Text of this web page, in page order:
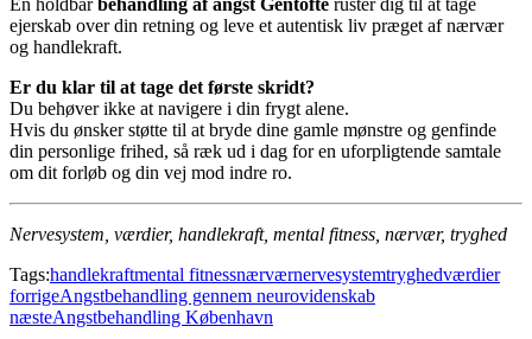
En holdbarbehandling af angst Gentofte ruster dig til at tage
ejerskab over din retning og leve et autentisk liv præget af nærvær
og handlekraft.
Er du klar til at tage det første skridt?
Du behøver ikke at navigere i din frygt alene.
Hvis du ønsker støtte til at bryde dine gamle mønstre og genfinde
din personlige frihed, så ræk ud i dag for en uforpligtende samtale
om dit forløb og din vej mod indre ro.
Nervesystem, værdier, handlekraft, mental fitness, nærvær, tryghed
Tags:handlekraftmental fitnessnærværnervesystemtryghedværdier
forrigeAngstbehandling gennem neurovidenskab
næsteAngstbehandling København